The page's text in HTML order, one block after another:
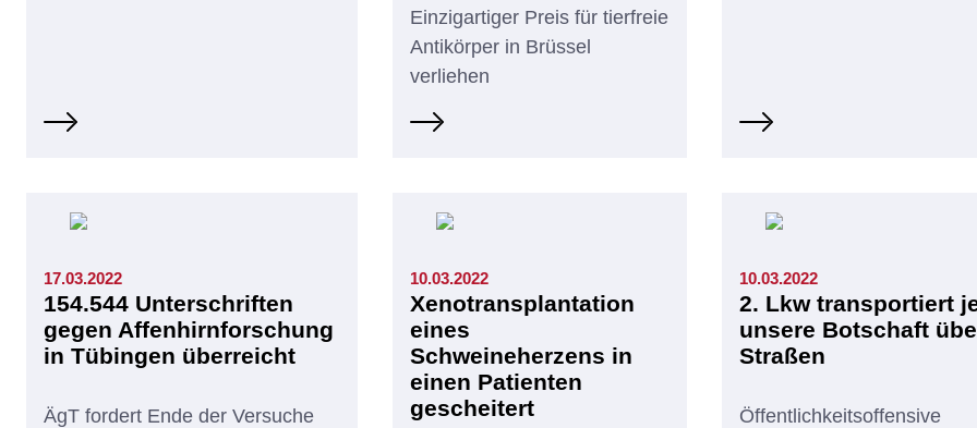
Einzigartiger Preis für tierfreie
Antikörper in Brüssel
verliehen
17.03.2022
154.544 Unterschriften
gegen Affenhirnforschung
in Tübingen überreicht
ÄgT fordert Ende der Versuche
10.03.2022
Xenotransplantation
eines
Schweineherzens in
einen Patienten
gescheitert
10.03.2022
2. Lkw transportiert
unsere Botschaft
Straßen
Öffentlichkeitsoffensive